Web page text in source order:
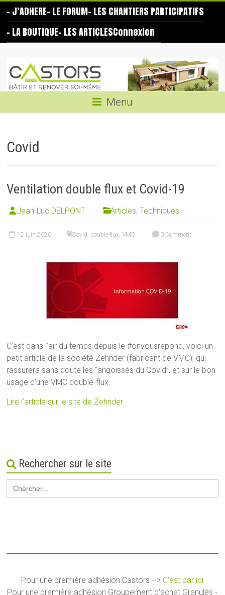
content
– J’ADHERE– LE FORUM– LES CHANTIERS PARTICIPATIFS
– LA BOUTIQUE– LES ARTICLESConnexion
Castors
même
Menu
Covid
Ventilation double flux et Covid-19
Jean-Luc DELPONT Articles,Techniques
12 juin 2020 Covid double-flux ,VMC 0 Comment
C’est dans l’air du temps depuis le #onvousrepond, voici un
petit article de la société Zehnder (fabricant de VMC), qui
rassurera sans doute les “angoissés du Covid”, et sur le bon
usage d’une VMC double-flux.
Lire l’article sur le site de Zehnder
Rechercher sur le site
Search
for:
Pour une première adhésion Castors --> C'est par ici
Pour une première adhésion Groupement d'achat Granulés -